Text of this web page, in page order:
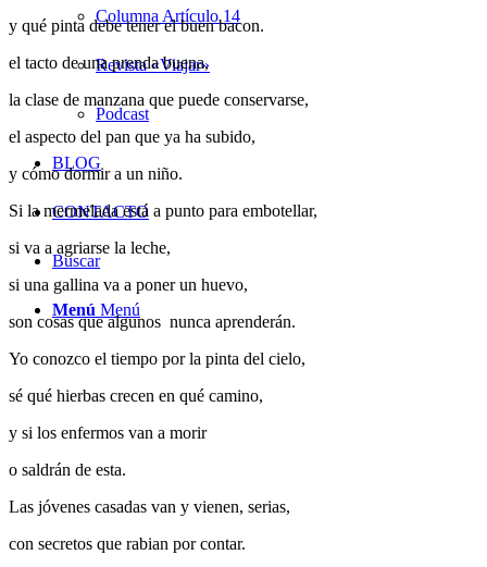
Columna Artículo 14
Revista «Viajar»
Podcast
BLOG
CONTACTO
Buscar
Menú Menú
y qué pinta debe tener el buen bacon.
el tacto de una prenda buena,
la clase de manzana que puede conservarse,
el aspecto del pan que ya ha subido,
y cómo dormir a un niño.
Si la mermelada está a punto para embotellar,
si va a agriarse la leche,
si una gallina va a poner un huevo,
son cosas que algunos nunca aprenderán.
Yo conozco el tiempo por la pinta del cielo,
sé qué hierbas crecen en qué camino,
y si los enfermos van a morir
o saldrán de esta.
Las jóvenes casadas van y vienen, serias,
con secretos que rabian por contar.